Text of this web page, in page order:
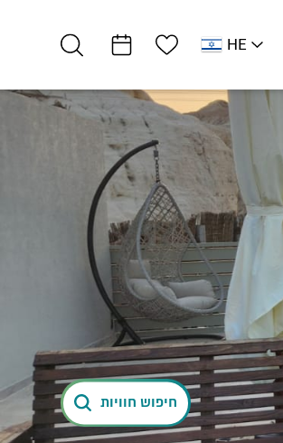
HE
EN
רשימת מועדפים
חיפוש חוויות
אירוח כפרי
ליבי במדבר בים…